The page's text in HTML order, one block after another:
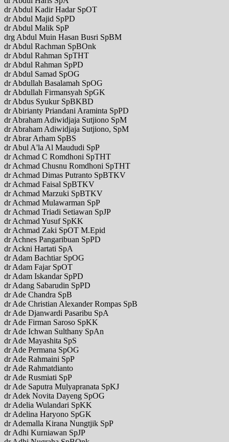
dr Abdul Kadir Hadar SpOT
dr Abdul Majid SpPD
dr Abdul Malik SpP
drg Abdul Muin Hasan Busri SpBM
dr Abdul Rachman SpBOnk
dr Abdul Rahman SpTHT
dr Abdul Rahman SpPD
dr Abdul Samad SpOG
dr Abdullah Basalamah SpOG
dr Abdullah Firmansyah SpGK
dr Abdus Syukur SpBKBD
dr Abirianty Priandani Araminta SpPD
dr Abraham Adiwidjaja Sutjiono SpM
dr Abraham Adiwidjaja Sutjiono, SpM
dr Abrar Arham SpBS
dr Abul A'la Al Maududi SpP
dr Achmad C Romdhoni SpTHT
dr Achmad Chusnu Romdhoni SpTHT
dr Achmad Dimas Putranto SpBTKV
dr Achmad Faisal SpBTKV
dr Achmad Marzuki SpBTKV
dr Achmad Mulawarman SpP
dr Achmad Triadi Setiawan SpJP
dr Achmad Yusuf SpKK
dr Achmad Zaki SpOT M.Epid
dr Achnes Pangaribuan SpPD
dr Ackni Hartati SpA
dr Adam Bachtiar SpOG
dr Adam Fajar SpOT
dr Adam Iskandar SpPD
dr Adang Sabarudin SpPD
dr Ade Chandra SpB
dr Ade Christian Alexander Rompas SpB
dr Ade Djanwardi Pasaribu SpA
dr Ade Firman Saroso SpKK
dr Ade Ichwan Sulthany SpAn
dr Ade Mayashita SpS
dr Ade Permana SpOG
dr Ade Rahmaini SpP
dr Ade Rahmatdianto
dr Ade Rusmiati SpP
dr Ade Saputra Mulyapranata SpKJ
dr Adek Novita Dayeng SpOG
dr Adelia Wulandari SpKK
dr Adelina Haryono SpGK
dr Ademalla Kirana Nungtjik SpP
dr Adhi Kurniawan SpJP